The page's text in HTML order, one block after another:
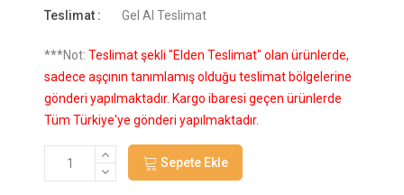
Teslimat : Gel Al Teslimat
***Not: Teslimat şekli "Elden Teslimat" olan ürünlerde,
sadece aşçının tanımlamış olduğu teslimat bölgelerine
gönderi yapılmaktadır. Kargo ibaresi geçen ürünlerde
Tüm Türkiye'ye gönderi yapılmaktadır.
Sepete Ekle